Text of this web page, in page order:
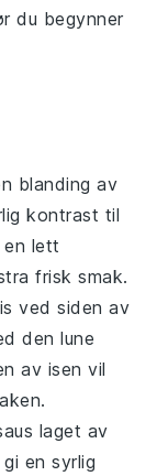
du begynner
blanding av
kontrast til
lett
frisk smak.
ved siden av
den lune
av isen vil
laget av
en syrlig